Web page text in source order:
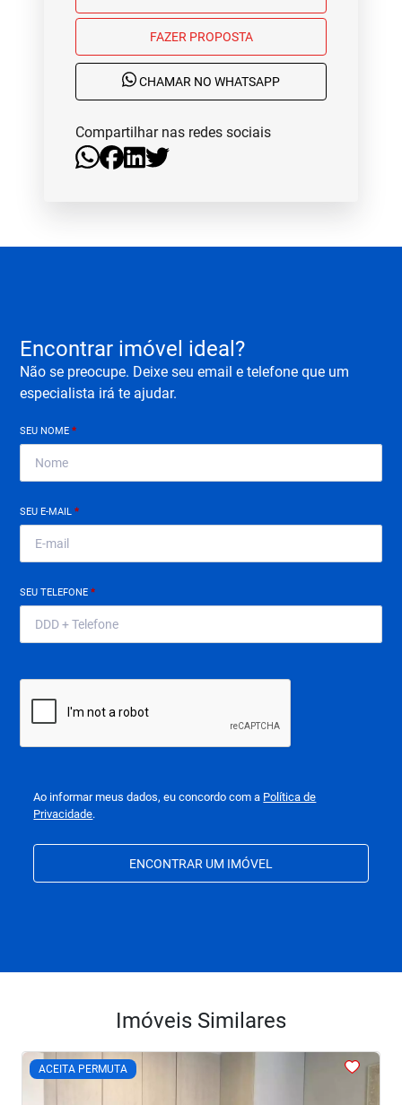
FAZER PROPOSTA
CHAMAR NO WHATSAPP
Compartilhar nas redes sociais
Encontrar imóvel ideal?
Não se preocupe. Deixe seu email e telefone que um
especialista irá te ajudar.
SEU NOME*
SEU E-MAIL*
SEU TELEFONE*
Ao informar meus dados, eu concordo com a Política de
Privacidade.
ENCONTRAR UM IMÓVEL
Imóveis Similares
ACEITA PERMUTA
<<<<